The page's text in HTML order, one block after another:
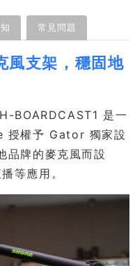
常見問題
支架，穩固地
BOARDCAST1 是一
授權予 Gator 獨家設
品牌的麥克風而設
等應用。